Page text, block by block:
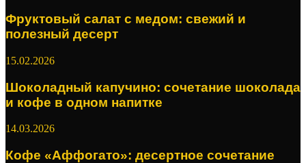
Фруктовый салат с медом: свежий и
полезный десерт
15.02.2026
Шоколадный капучино: сочетание шоколада
и кофе в одном напитке
14.03.2026
Кофе «Аффогато»: десертное сочетание